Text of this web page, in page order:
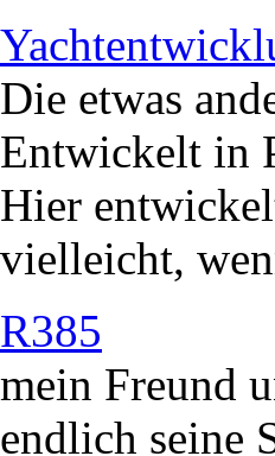
Die etwas
Entwickelt in
Hier
vielleicht,
R385
mein Freund
endlich seine